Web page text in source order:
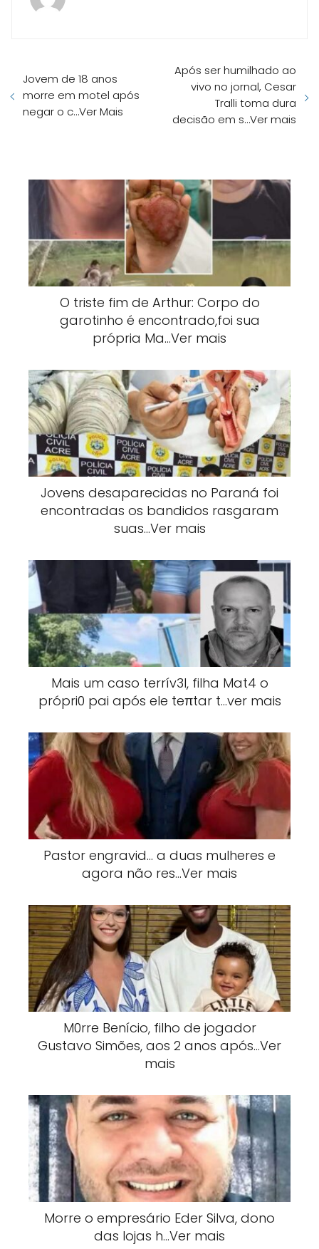
Jovem de 18 anos
morre em motel após
negar o c…Ver Mais
Após ser humilhado ao
vivo no jornal, Cesar
Tralli toma dura
decisão em s…Ver mais
O triste fim de Arthur: Corpo do
garotinho é encontrado,foi sua
própria Ma…Ver mais
Jovens desaparecidas no Paraná foi
encontradas os bandidos rasgaram
suas…Ver mais
Mais um caso terrív3l, filha Mat4 o
própri0 pai após ele teπtar t…ver mais
Pastor engravid… a duas mulheres e
agora não res…Ver mais
M0rre Benício, filho de jogador
Gustavo Simões, aos 2 anos após…Ver
mais
Morre o empresário Eder Silva, dono
das lojas h…Ver mais